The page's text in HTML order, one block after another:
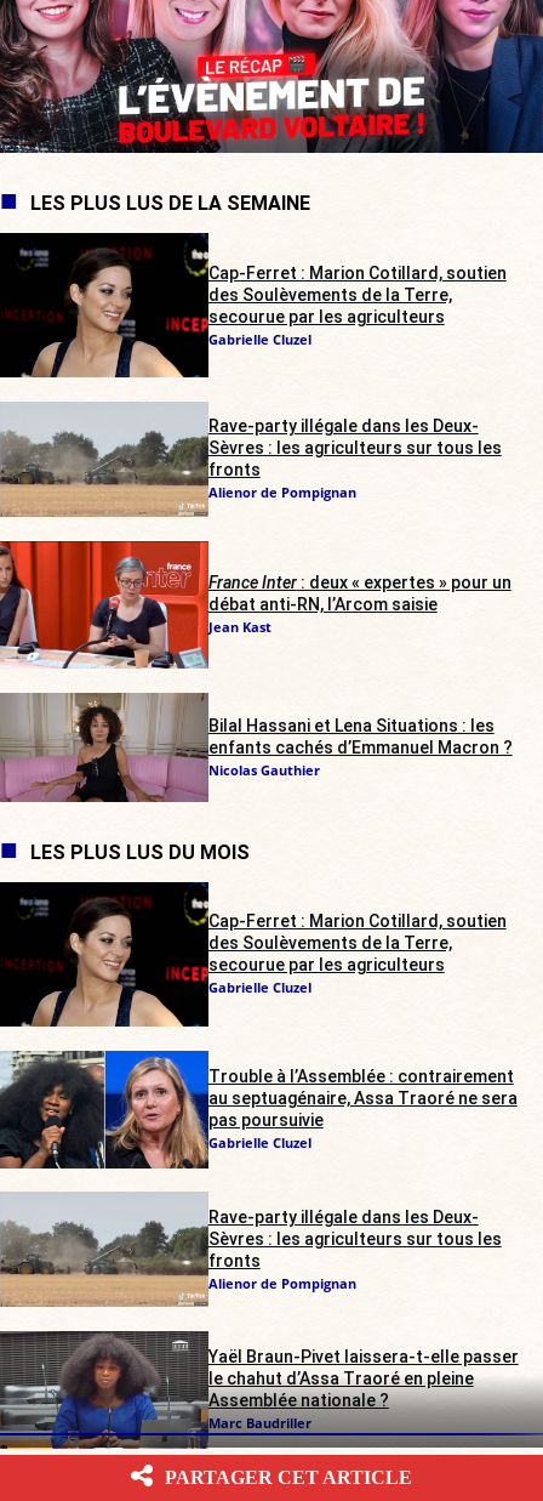
LES PLUS LUS DE LA SEMAINE
Cap-Ferret : Marion Cotillard, soutien
des Soulèvements de la Terre,
secourue par les agriculteurs
Gabrielle Cluzel
Rave-party illégale dans les Deux-
Sèvres : les agriculteurs sur tous les
fronts
Alienor de Pompignan
France Inter: deux « expertes » pour un
débat anti-RN, l’Arcom saisie
Jean Kast
Bilal Hassani et Lena Situations : les
enfants cachés d’Emmanuel Macron ?
Nicolas Gauthier
LES PLUS LUS DU MOIS
Cap-Ferret : Marion Cotillard, soutien
des Soulèvements de la Terre,
secourue par les agriculteurs
Gabrielle Cluzel
Trouble à l’Assemblée : contrairement
au septuagénaire, Assa Traoré ne sera
pas poursuivie
Gabrielle Cluzel
Rave-party illégale dans les Deux-
Sèvres : les agriculteurs sur tous les
fronts
Alienor de Pompignan
Yaël Braun-Pivet laissera-t-elle passer
le chahut d’Assa Traoré en pleine
Assemblée nationale ?
Marc Baudriller
PARTAGER CET ARTICLE